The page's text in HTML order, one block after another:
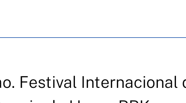
Festival Internacional